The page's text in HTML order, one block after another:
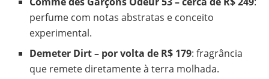
perfume com notas abstratas e conceito
experimental.
Demeter Dirt – por volta de R$ 179: fragrância
que remete diretamente à terra molhada.